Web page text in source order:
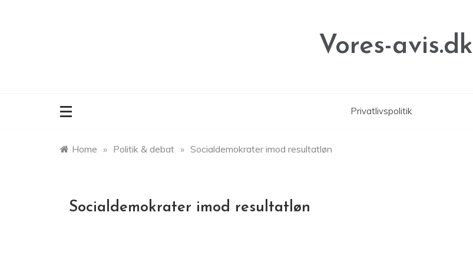
Vores-avis.dk
Privatlivspolitik
Home » Politik & debat » Socialdemokrater imod resultatløn
Socialdemokrater imod resultatløn